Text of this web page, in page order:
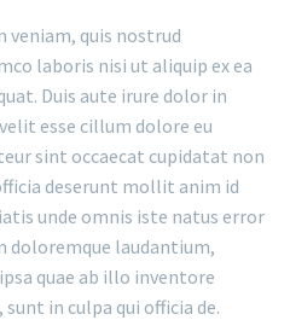
veniam, quis nostrud
laboris nisi ut aliquip ex ea
Duis aute irure dolor in
esse cillum dolore eu
sint occaecat cupidatat non
deserunt mollit anim id
unde omnis iste natus error
doloremque laudantium,
quae ab illo inventore
in culpa qui officia de.